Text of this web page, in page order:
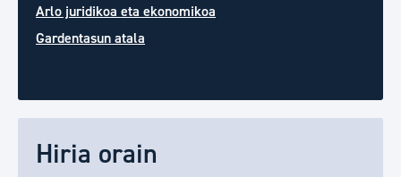
Arlo juridikoa eta ekonomikoa
Gardentasun atala
Hiria orain